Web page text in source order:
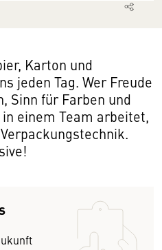
Karton und
jeden Tag. Wer Freude
Sinn für Farben und
einem Team arbeitet,